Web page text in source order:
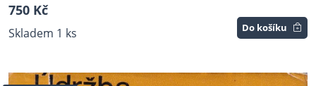
750 Kč
Skladem 1 ks Do košíku